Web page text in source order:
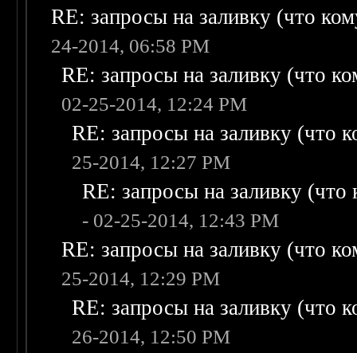
RE: запросы на заливку (что
24-2014, 06:58 PM
RE: запросы на заливку (что
02-25-2014, 12:24 PM
RE: запросы на заливку (что
25-2014, 12:27 PM
RE: запросы на заливку
- 02-25-2014, 12:43 PM
RE: запросы на заливку (что
25-2014, 12:29 PM
RE: запросы на заливку (что
26-2014, 12:50 PM